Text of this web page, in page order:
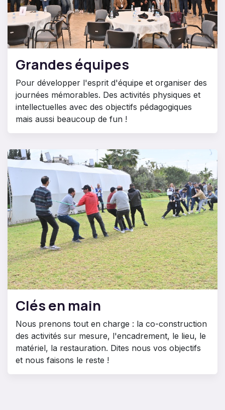
Grandes équipes
Pour développer l'esprit d'équipe et organiser des
journées mémorables. Des activités physiques et
intellectuelles avec des objectifs pédagogiques
mais aussi beaucoup de fun !
Clés en main
Nous prenons tout en charge : la co-construction
des activités sur mesure, l'encadrement, le lieu, le
matériel, la restauration. Dites nous vos objectifs
et nous faisons le reste !